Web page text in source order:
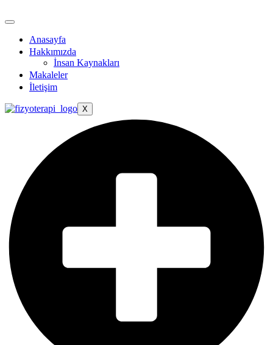
Anasayfa
Hakkımızda
İnsan Kaynakları
Makaleler
İletişim
X